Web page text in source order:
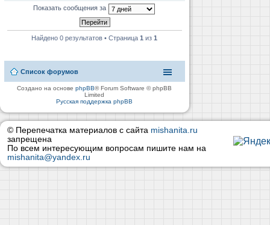
Показать сообщения за
Найдено 0 результатов • Страница1 из1
Список форумов
Создано на основеphpBB® Forum Software © phpBB
Limited
Русская поддержка phpBB
© Перепечатка материалов с сайта mishanita.ru
запрещена
По всем интересующим вопросам пишите нам на
mishanita@yandex.ru